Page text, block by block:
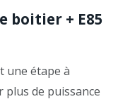
boitier + E85
une étape à
de puissance